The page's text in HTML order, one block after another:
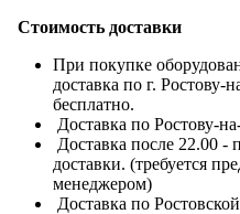
Стоимость доставки
При покупке
доставка по г. Ростову-
бесплатно.
Доставка по Ростову-
Доставка после 22.00 -
доставки. (требуется
менеджером)
Доставка по